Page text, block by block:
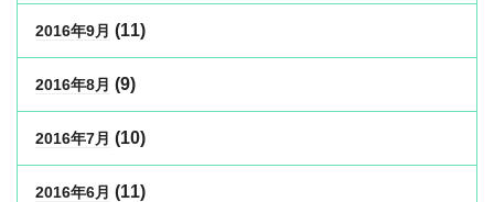
2016年9月 (11)
2016年8月 (9)
2016年7月 (10)
2016年6月 (11)